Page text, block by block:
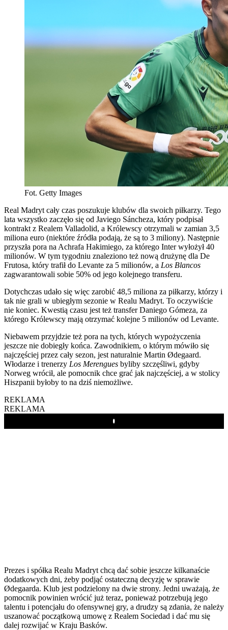
Fot. Getty Images
Real Madryt cały czas poszukuje klubów dla swoich piłkarzy. Tego
lata wszystko zaczęło się od Javiego Sáncheza, który podpisał
kontrakt z Realem Valladolid, a Królewscy otrzymali w zamian 3,5
miliona euro (niektóre źródła podają, że są to 3 miliony). Następnie
przyszła pora na Achrafa Hakimiego, za którego Inter wyłożył 40
milionów. W tym tygodniu znaleziono też nową drużynę dla De
Frutosa, który trafił do Levante za 5 milionów, a Los Blancos
zagwarantowali sobie 50% od jego kolejnego transferu.
Dotychczas udało się więc zarobić 48,5 miliona za piłkarzy, którzy i
tak nie grali w ubiegłym sezonie w Realu Madryt. To oczywiście
nie koniec. Kwestią czasu jest też transfer Daniego Gómeza, za
którego Królewscy mają otrzymać kolejne 5 milionów od Levante.
Niebawem przyjdzie też pora na tych, których wypożyczenia
jeszcze nie dobiegły końca. Zawodnikiem, o którym mówiło się
najczęściej przez cały sezon, jest naturalnie Martin Ødegaard.
Włodarze i trenerzy Los Merengues byliby szczęśliwi, gdyby
Norweg wrócił, ale pomocnik chce grać jak najczęściej, a w stolicy
Hiszpanii byłoby to na dziś niemożliwe.
REKLAMA
REKLAMA
Play
Prezes i spółka Realu Madryt chcą dać sobie jeszcze kilkanaście
dodatkowych dni, żeby podjąć ostateczną decyzję w sprawie
Ødegaarda. Klub jest podzielony na dwie strony. Jedni uważają, że
pomocnik powinien wrócić już teraz, ponieważ potrzebują jego
talentu i potencjału do ofensywnej gry, a drudzy są zdania, że należy
uszanować początkową umowę z Realem Sociedad i dać mu się
dalej rozwijać w Kraju Basków.